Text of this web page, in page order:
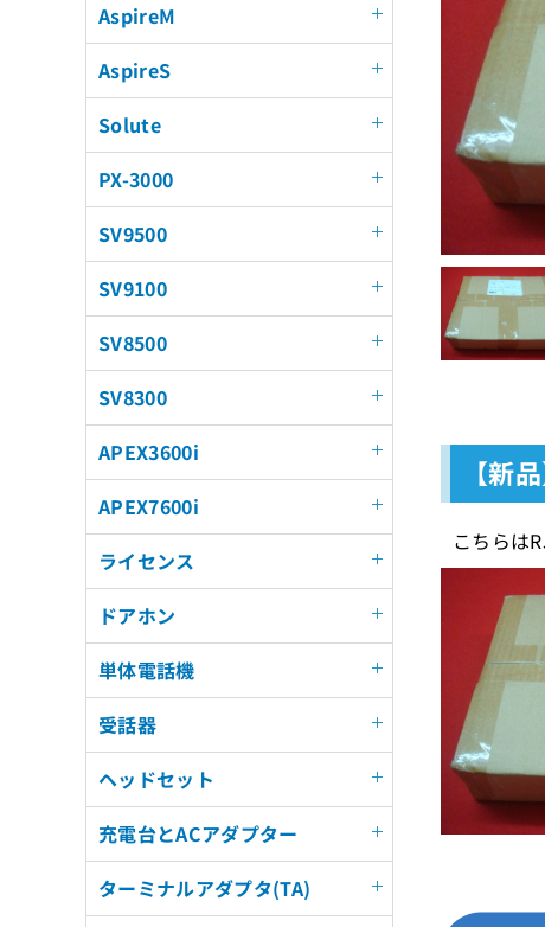
【新
こちらは
AspireM
AspireS
Solute
PX-3000
SV9500
SV9100
SV8500
SV8300
APEX3600i
APEX7600i
ライセンス
ドアホン
単体電話機
受話器
ヘッドセット
充電台とACアダプター
ターミナルアダプタ(TA)